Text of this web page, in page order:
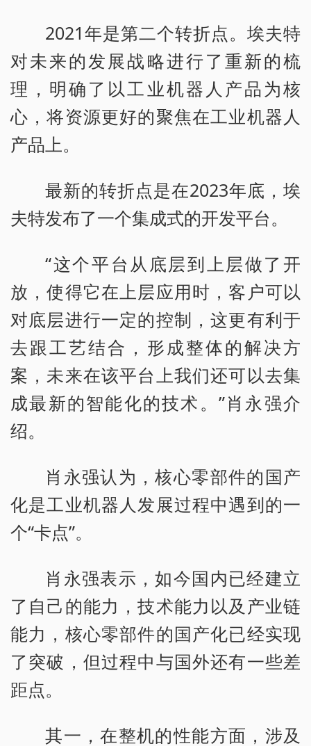
2021年是第二个转折点。埃夫特
对未来的发展战略进行了重新的梳
理，明确了以工业机器人产品为核
心，将资源更好的聚焦在工业机器人
产品上。
最新的转折点是在2023年底，埃
夫特发布了一个集成式的开发平台。
“这个平台从底层到上层做了开
放，使得它在上层应用时，客户可以
对底层进行一定的控制，这更有利于
去跟工艺结合，形成整体的解决方
案，未来在该平台上我们还可以去集
成最新的智能化的技术。”肖永强介
绍。
肖永强认为，核心零部件的国产
化是工业机器人发展过程中遇到的一
个“卡点”。
肖永强表示，如今国内已经建立
了自己的能力，技术能力以及产业链
能力，核心零部件的国产化已经实现
了突破，但过程中与国外还有一些差
距点。
其一，在整机的性能方面，涉及